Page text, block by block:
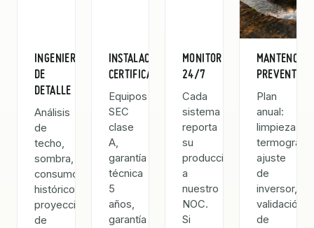
INGENIERÍA
DE
DETALLE
Análisis
de
techo,
sombra,
consumo
histórico,
proyección
de
INSTALACIÓN
CERTIFICADA
Equipos
SEC
clase
A,
garantía
técnica
5
años,
garantía
MONITOREO
24/7
Cada
sistema
reporta
su
producción
a
nuestro
NOC.
Si
MANTENCIÓN
PREVENTIVA
Plan
anual:
limpieza,
ajuste
de
inversor,
validación
de